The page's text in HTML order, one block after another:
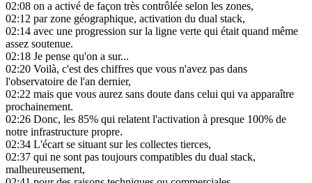
02:08 on a activé de façon très contrôlée selon les zones,
02:12 par zone géographique, activation du dual stack,
02:14 avec une progression sur la ligne verte qui était quand même
assez soutenue.
02:18 Je pense qu'on a sur...
02:20 Voilà, c'est des chiffres que vous n'avez pas dans
l'observatoire de l'an dernier,
02:22 mais que vous aurez sans doute dans celui qui va apparaître
prochainement.
02:26 Donc, les 85% qui relatent l'activation à presque 100% de
notre infrastructure propre.
02:34 L'écart se situant sur les collectes tierces,
02:37 qui ne sont pas toujours compatibles du dual stack,
malheureusement,